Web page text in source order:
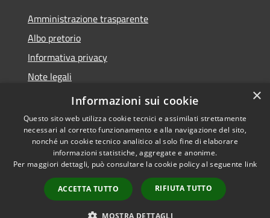
Amministrazione trasparente
Albo pretorio
Informativa privacy
Note legali
Dichiarazione di accessibilità
Accessibilità
Copyright © 2026 • Comune di
Manoppello • Powered by
Municipium•
Accesso
redazione
×
Informazioni sui cookie
Questo sito web utilizza cookie tecnici e assimilati strettamente
necessari al corretto funzionamento e alla navigazione del sito,
nonché un cookie tecnico analitico al solo fine di elaborare
informazioni statistiche, aggregate e anonime.
Per maggiori dettagli, può consultare la cookie policy al seguente link
ACCETTA TUTTO RIFIUTA TUTTO
MOSTRA DETTAGLI